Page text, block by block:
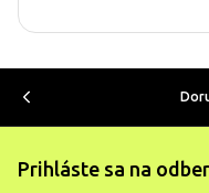
Prihláste sa na